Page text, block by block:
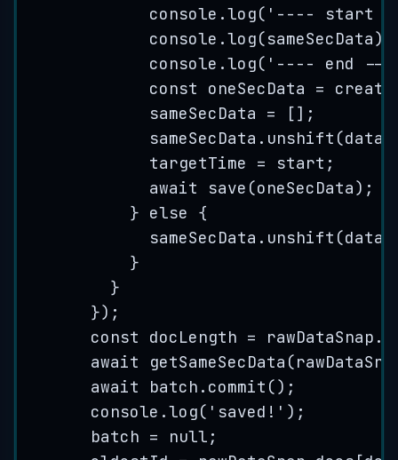
console .log( ' ---- start
console .log(sameSecData)
console .log( ' ---- end ---
const
oneSecData =
sameSecData
= [] ;
sameSecData . unshift (data
targetTime
= start ;
await save (oneSecData) ;
} else
{
sameSecData . unshift (data
}
}
}) ;
const
docLength = rawDataSnap .
await getSameSecData (
await batch . commit () ;
console .log( ' saved! ' ) ;
batch = null ;